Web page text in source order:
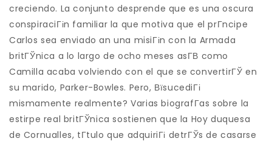
creciendo. La conjunto desprende que es una oscura
conspiraciГіn familiar la que motiva que el prГ­ncipe
Carlos sea enviado an una misiГіn con la Armada
britГЎnica a lo largo de ocho meses asГ­В­ como
Camilla acaba volviendo con el que se convertirГЎ en
su marido, Parker-Bowles. Pero, ВїsucediГі
mismamente realmente? Varias biografГ­as sobre la
estirpe real britГЎnica sostienen que la Hoy duquesa
de Cornualles, tГ­tulo que adquiriГі detrГЎs de casarse